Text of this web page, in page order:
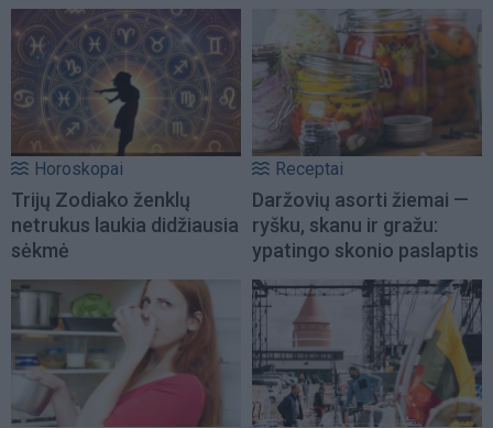
Horoskopai
Trijų Zodiako ženklų
netrukus laukia didžiausia
sėkmė
Receptai
Daržovių asorti žiemai —
ryšku, skanu ir gražu:
ypatingo skonio paslaptis